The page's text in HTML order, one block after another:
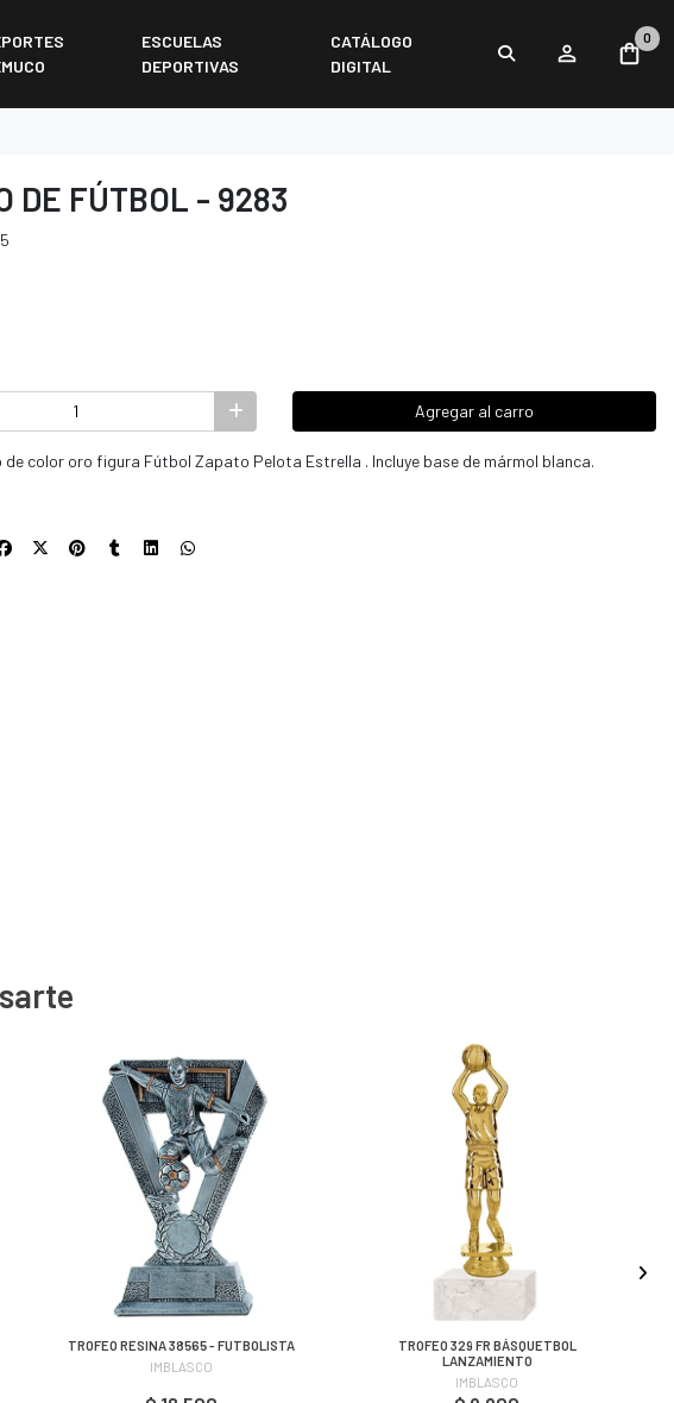
ESCUELAS
DEPORTIVAS
CATÁLOGO
DIGITAL
0
DE FÚTBOL - 9283
Agregar al carro
color oro figura Fútbol Zapato Pelota Estrella . Incluye base de mármol blanca.
TROFEO RESINA 38565 - FUTBOLISTA
IMBLASCO
TROFEO 329 FR BÁSQUETBOL
LANZAMIENTO
IMBLASCO